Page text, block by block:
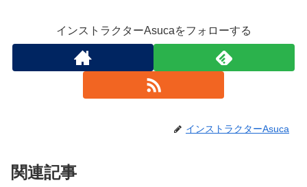
インストラクターAsucaをフォローする
インストラクターAsuca
関連記事